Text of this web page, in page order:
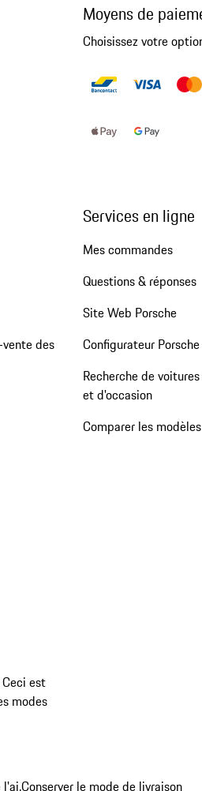
Moyens de
Choisissez votre
des
Services en ligne
Mes commandes
Questions & réponses
Site Web Porsche
Configurateur Porsche
Recherche de
et d'occasion
Comparer les
est
modes
l'ai.Conserver le mode de livraison